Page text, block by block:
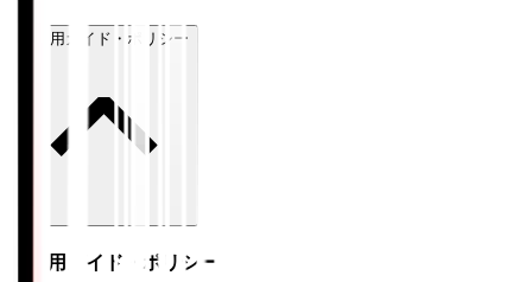
ご利用ガイド・ポリシー
ご利用ガイド・ポリシー